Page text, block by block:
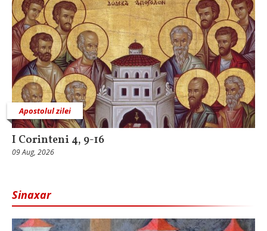
Apostolul zilei
I Corinteni 4, 9-16
09 Aug, 2026
Sinaxar